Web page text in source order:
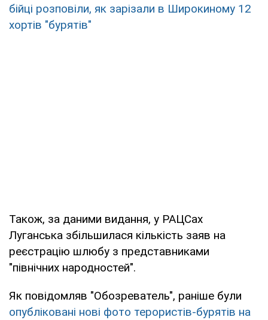
бійці розповіли, як зарізали в Широкиному 12
хортів "бурятів"
Також, за даними видання, у РАЦСах
Луганська збільшилася кількість заяв на
реєстрацію шлюбу з представниками
"північних народностей".
Як повідомляв "Обозреватель", раніше були
опубліковані нові фото терористів-бурятів на